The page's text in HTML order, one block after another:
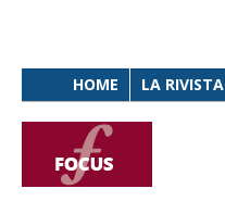
HOME LA RIVISTA